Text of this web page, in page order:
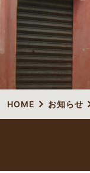
HOME お知らせ